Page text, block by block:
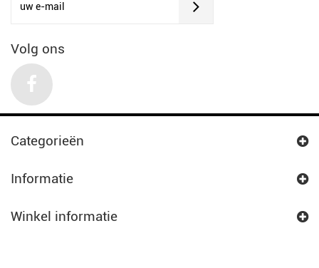
Volg ons
Categorieën
Informatie
Winkel informatie